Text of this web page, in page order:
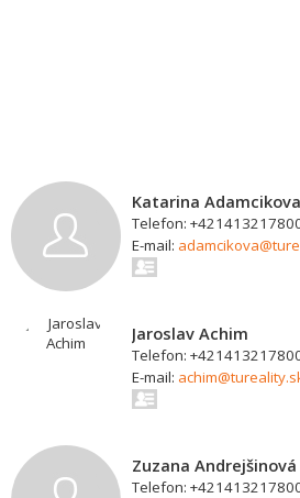
Katarina Adamcikova
Telefon:
E-mail:
Jaroslav Achim
Telefon:
E-mail:
Zuzana Andrejšinová
Telefon: